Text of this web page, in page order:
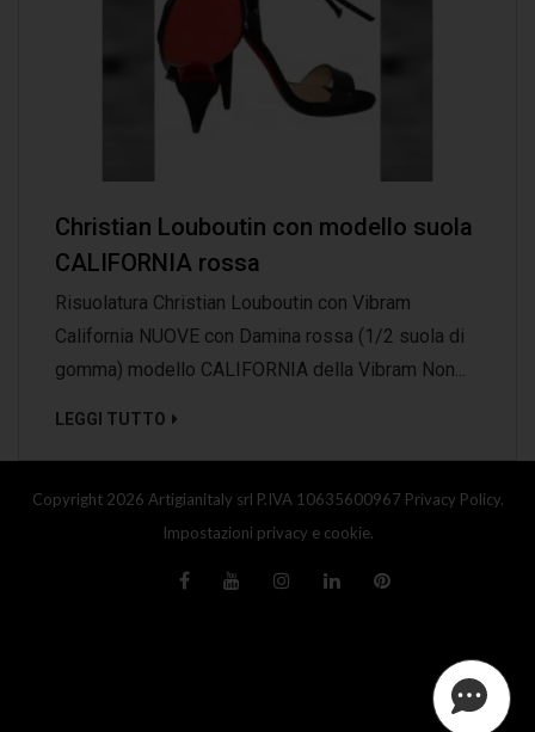
Christian Louboutin con modello suola
CALIFORNIA rossa
Risuolatura Christian Louboutin con Vibram
California NUOVE con Damina rossa (1/2 suola di
gomma) modello CALIFORNIA della Vibram Non...
LEGGI TUTTO
Copyright 2026 Artigianitaly srl P.IVA 10635600967 Privacy Policy.
Impostazioni privacy e cookie.